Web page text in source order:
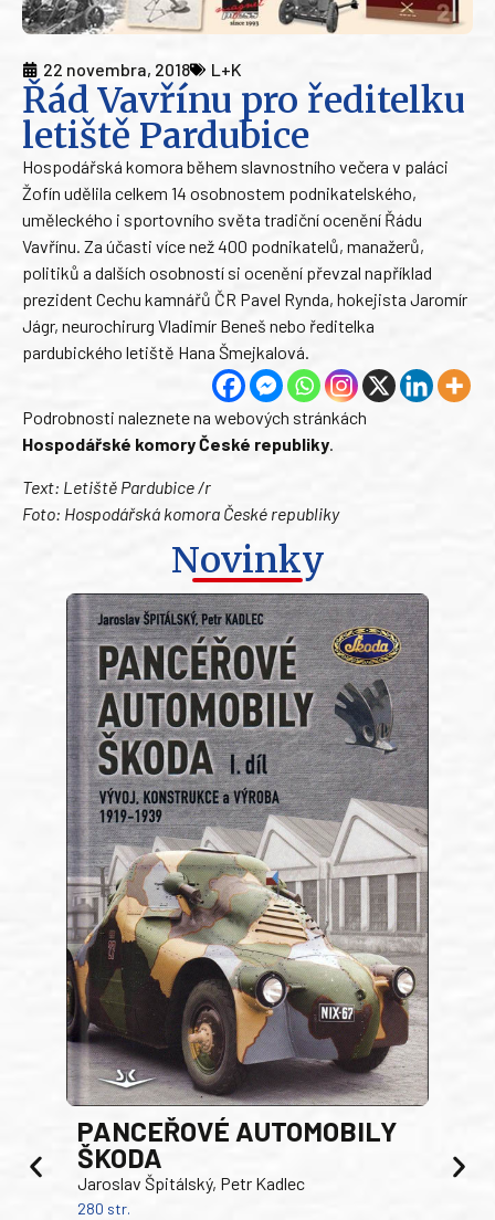
22 novembra, 2018 L+K
Řád Vavřínu pro ředitelku
letiště Pardubice
Hospodářská komora během slavnostního večera v paláci
Žofín udělila celkem 14 osobnostem podnikatelského,
uměleckého i sportovního světa tradiční ocenění Řádu
Vavřínu. Za účasti více než 400 podnikatelů, manažerů,
politiků a dalších osobností si ocenění převzal například
prezident Cechu kamnářů ČR Pavel Rynda, hokejista Jaromír
Jágr, neurochirurg Vladimír Beneš nebo ředitelka
pardubického letiště Hana Šmejkalová.
Podrobnosti naleznete na webových stránkách
Hospodářské komory České republiky.
Text: Letiště Pardubice /r
Foto: Hospodářská komora České republiky
Novinky
PANCEŘOVÉ AUTOMOBILY
ŠKODA
Jaroslav Špitálský, Petr Kadlec
280 str.